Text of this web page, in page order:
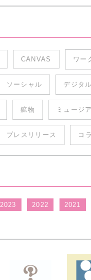
CANVAS ワー
ソーシャル デジタ
鉱物 ミュージ
プレスリリース コ
2023 2022 2021